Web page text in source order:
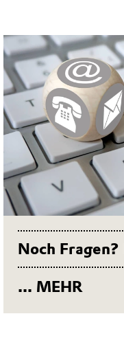
Noch
... MEHR